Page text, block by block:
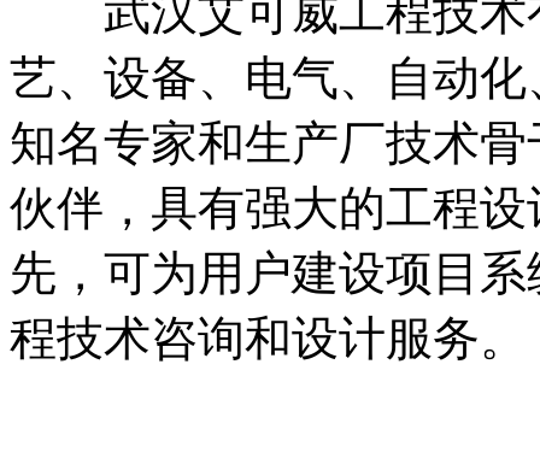
武汉艾可威工程技术
艺、设备、电气、自动
知名专家和生产厂技术
伙伴，具有强大的工程
先，可为用户建设项目
程技术咨询和设计服务。